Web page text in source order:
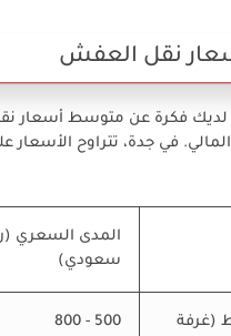
نقل العفش
لديك فكرة عن متوسط أسعار
في جدة، تتراوح الأسعار
المدى السعري
سعودي)
(غرفة
500 - 800